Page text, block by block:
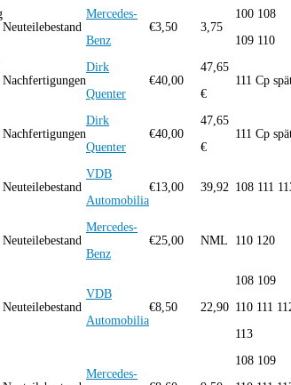
Neuteilebestand
Mercedes-
Benz
€3,50 3,75
100 108
109 110
Nachfertigungen
Dirk
Quenter
€40,00
47,65
€
111 Cp
Nachfertigungen
Dirk
Quenter
€40,00
47,65
€
111 Cp
Neuteilebestand
VDB
Automobilia
€13,00 39,92 108 111
Neuteilebestand
Mercedes-
Benz
€25,00 NML 110 120
Neuteilebestand
VDB
Automobilia
€8,50 22,90
108 109
110 111
113
Mercedes-
108 109